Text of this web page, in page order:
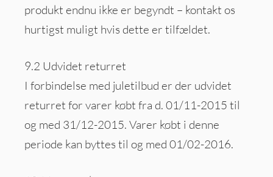
produkt endnu ikke er begyndt – kontakt os
hurtigst muligt hvis dette er tilfældet.
9.2 Udvidet returret
I forbindelse med juletilbud er der udvidet
returret for varer købt fra d. 01/11-2015 til
og med 31/12-2015. Varer købt i denne
periode kan byttes til og med 01/02-2016.